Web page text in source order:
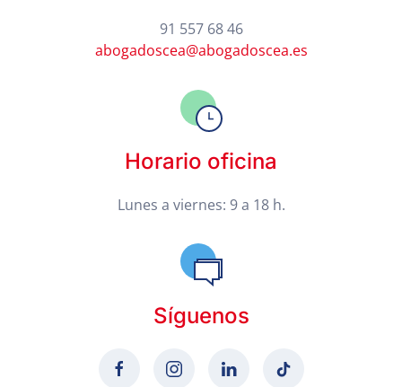
91 557 68 46
abogadoscea@abogadoscea.es
Horario oficina
Lunes a viernes: 9 a 18 h.
Síguenos